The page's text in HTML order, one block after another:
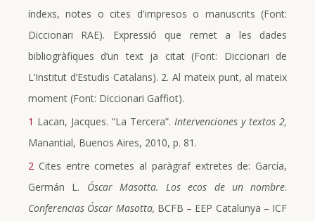
índexs, notes o cites d'impresos o manuscrits (Font:
Diccionari RAE). Expressió que remet a les dades
bibliogràfiques d’un text ja citat (Font: Diccionari de
L’Institut d’Estudis Catalans). 2. Al mateix punt, al mateix
moment (Font: Diccionari Gaffiot).
1 Lacan, Jacques. “La Tercera”. Intervenciones y textos 2,
Manantial, Buenos Aires, 2010, p. 81.
2 Cites entre cometes al paràgraf extretes de: García,
Germán L. Óscar Masotta. Los ecos de un nombre.
Conferencias Óscar Masotta, BCFB – EEP Catalunya – ICF